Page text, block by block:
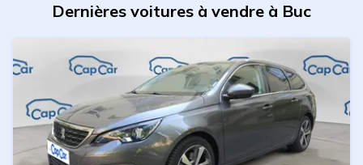
Dernières voitures à vendre à Buc